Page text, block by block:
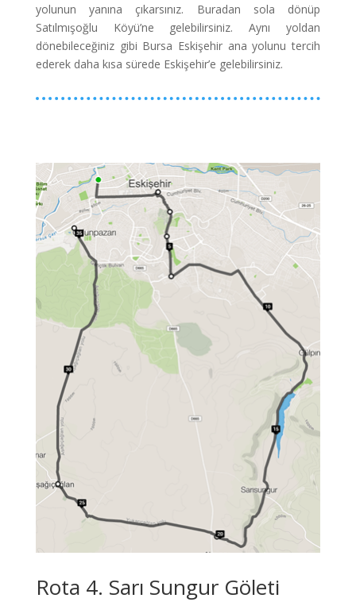
yolunun yanına çıkarsınız. Buradan sola dönüp
Satılmışoğlu Köyü’ne gelebilirsiniz. Aynı yoldan
dönebileceğiniz gibi Bursa Eskişehir ana yolunu tercih
ederek daha kısa sürede Eskişehir’e gelebilirsiniz.
Rota 4. Sarı Sungur Göleti